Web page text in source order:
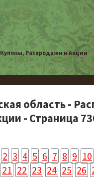
Купоны, Распродажи и Акции
область -
- Страница
2 3 4 5 6 7 8 9 10
21 22 23 24 25 26